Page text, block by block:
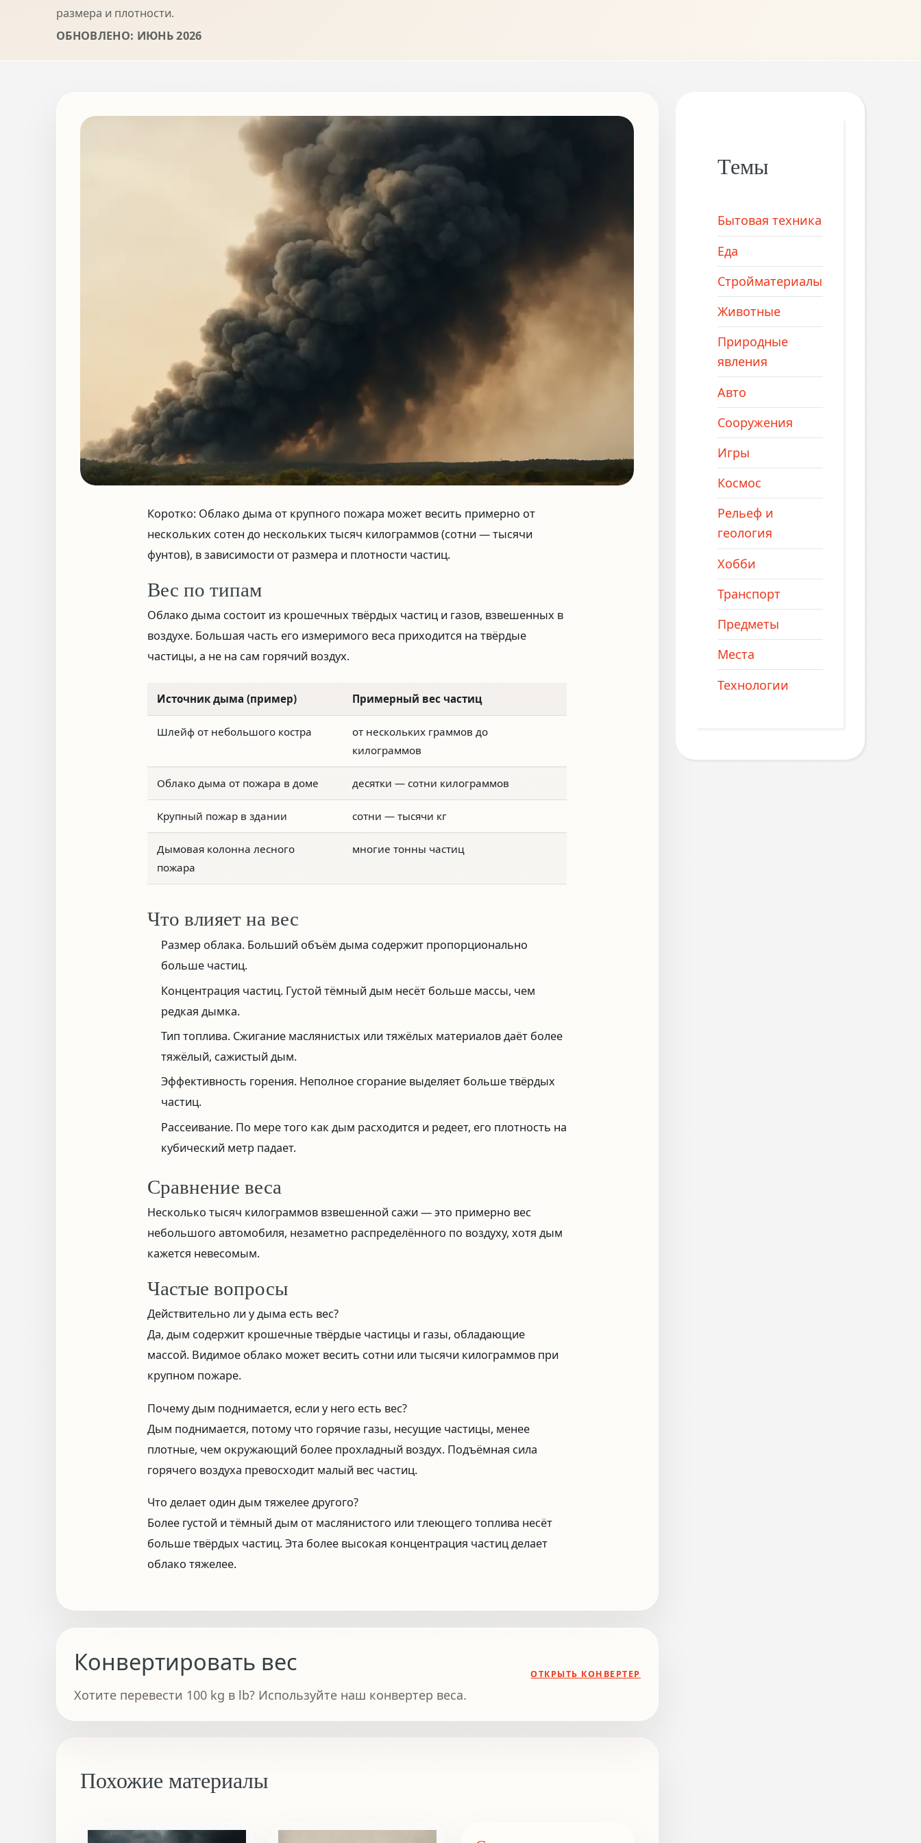
размера и плотности.
ОБНОВЛЕНО: ИЮНЬ 2026
Коротко: Облако дыма от крупного пожара может весить примерно от
нескольких сотен до нескольких тысяч килограммов(сотни — тысячи
фунтов), в зависимости от размера и плотности частиц.
Вес по типам
Облако дыма состоит из крошечных твёрдых частиц и газов, взвешенных в
воздухе. Большая часть его измеримого веса приходится на твёрдые
частицы, а не на сам горячий воздух.
Источник дыма (пример) Примерный вес частиц
Шлейф от небольшого костра
от нескольких граммов до
килограммов
Облако дыма от пожара в доме десятки — сотни килограммов
Крупный пожар в здании сотни — тысячи кг
Дымовая колонна лесного
пожара
многие тонны частиц
Что влияет на вес
Размер облака. Больший объём дыма содержит пропорционально
больше частиц.
Концентрация частиц. Густой тёмный дым несёт больше массы, чем
редкая дымка.
Тип топлива. Сжигание маслянистых или тяжёлых материалов даёт более
тяжёлый, сажистый дым.
Эффективность горения. Неполное сгорание выделяет больше твёрдых
частиц.
Рассеивание. По мере того как дым расходится и редеет, его плотность на
кубический метр падает.
Сравнение веса
Несколько тысяч килограммов взвешенной сажи — это примерно вес
небольшого автомобиля, незаметно распределённого по воздуху, хотя дым
кажется невесомым.
Частые вопросы
Действительно ли у дыма есть вес?
Да, дым содержит крошечные твёрдые частицы и газы, обладающие
массой. Видимое облако может весить сотни или тысячи килограммов при
крупном пожаре.
Почему дым поднимается, если у него есть вес?
Дым поднимается, потому что горячие газы, несущие частицы, менее
плотные, чем окружающий более прохладный воздух. Подъёмная сила
горячего воздуха превосходит малый вес частиц.
Что делает один дым тяжелее другого?
Более густой и тёмный дым от маслянистого или тлеющего топлива несёт
больше твёрдых частиц. Эта более высокая концентрация частиц делает
облако тяжелее.
Конвертировать вес
Хотите перевести 100 kg в lb? Используйте наш конвертер веса.
ОТКРЫТЬ КОНВЕРТЕР
Похожие материалы
Темы
Бытовая техника
Еда
Стройматериалы
Животные
Природные
явления
Авто
Сооружения
Игры
Космос
Рельеф и
геология
Хобби
Транспорт
Предметы
Места
Технологии